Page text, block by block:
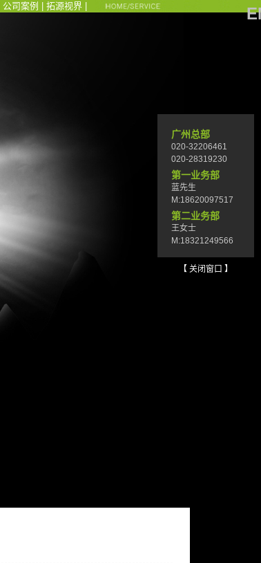
公司案例 拓源视界
广州总部
020-32206461
020-28319230
第一业务部
蓝先生
M:18620097517
第二业务部
王女士
M:18321249566
【 关闭窗口 】